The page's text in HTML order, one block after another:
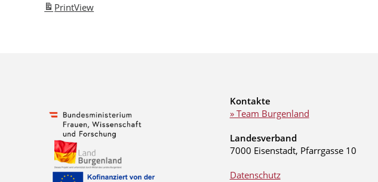
PrintView
Kontakte
» Team Burgenland
Landesverband
7000 Eisenstadt, Pfarrgasse 10
Datenschutz